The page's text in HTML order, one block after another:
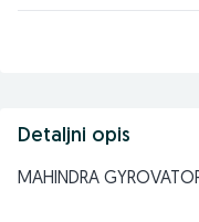
Detaljni opis
MAHINDRA